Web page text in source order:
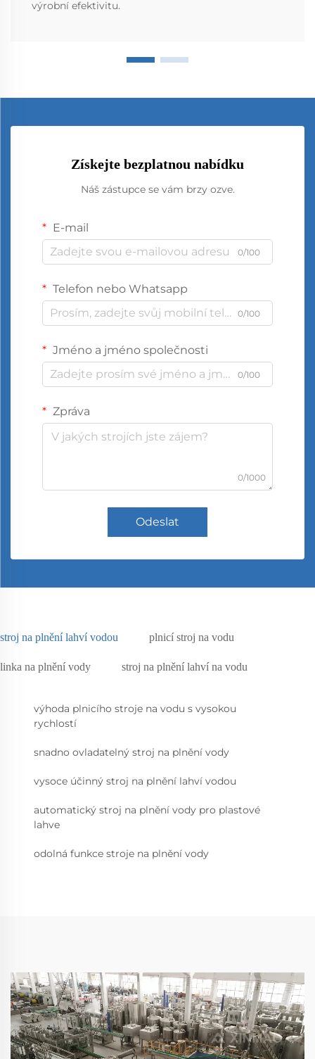
výrobní efektivitu.
Získejte bezplatnou nabídku
Náš zástupce se vám brzy ozve.
E-mail
0/100
Telefon nebo Whatsapp
0/100
Jméno a jméno společnosti
0/100
Zpráva
0/1000
Odeslat
stroj na plnění lahví vodou plnicí stroj na vodu
linka na plnění vody stroj na plnění lahví na vodu
výhoda plnicího stroje na vodu s vysokou
rychlostí
snadno ovladatelný stroj na plnění vody
vysoce účinný stroj na plnění lahví vodou
automatický stroj na plnění vody pro plastové
lahve
odolná funkce stroje na plnění vody